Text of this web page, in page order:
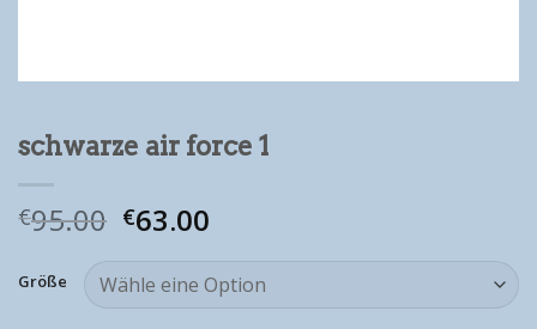
schwarze air force 1
€95.00 €63.00
Größe